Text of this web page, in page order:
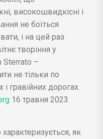
високошвидкісні і
не боїться
і на цей раз
творіння у
Sterrato –
не тільки по
гравійних дорогах.
16 травня 2023
як